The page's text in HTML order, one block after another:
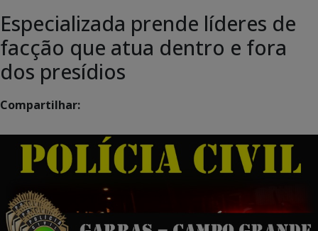
Especializada prende líderes de
facção que atua dentro e fora
dos presídios
Compartilhar: